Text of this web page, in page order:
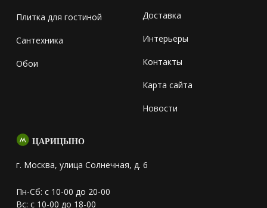
Плитка для гостиной
Сантехника
Обои
Доставка
Интерьеры
Контакты
Карта сайта
Новости
ЦАРИЦЫНО
г. Москва, улица Солнечная, д. 6
Пн-Сб: с 10-00 до 20-00
Вс: с 10-00 до 18-00